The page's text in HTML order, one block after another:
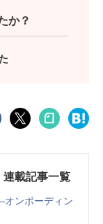
か？
載記事一覧
ンボーディン